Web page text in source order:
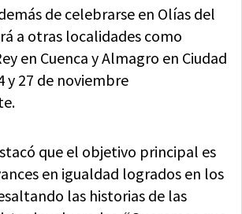
de celebrarse en Olías del
a otras localidades como
en Cuenca y Almagro en Ciudad
y 27 de noviembre
que el objetivo principal es
en igualdad logrados en los
las historias de las